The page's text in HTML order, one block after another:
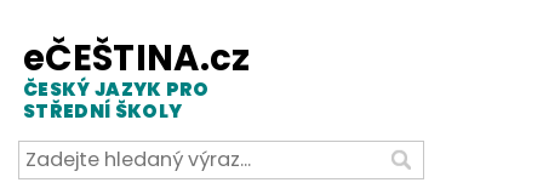
eČEŠTINA.cz
ČESKÝ JAZYK PRO
STŘEDNÍ ŠKOLY